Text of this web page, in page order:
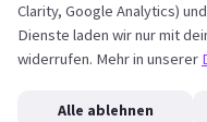
Clarity, Google Analytics) und
Dienste laden wir nur mit
widerrufen. Mehr in unserer
Alle ablehnen